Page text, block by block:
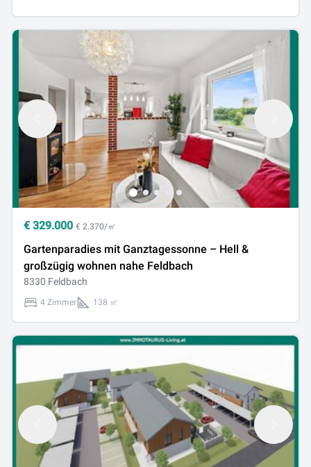
€ 329.000 € 2.370/㎡
Gartenparadies mit Ganztagessonne – Hell &
großzügig wohnen nahe Feldbach
8330 Feldbach
4 Zimmer 138 ㎡